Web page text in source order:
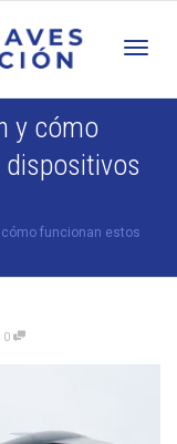
y cómo
cómo funcionan estos
0